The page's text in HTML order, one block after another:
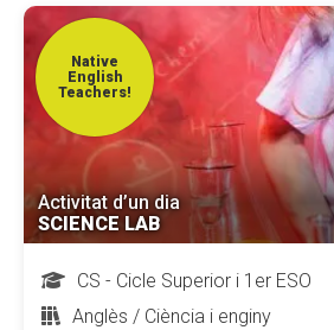
Native
English
Teachers!
Activitat d’un dia
SCIENCE LAB
CS - Cicle Superior i 1er ESO
Anglès / Ciència i enginy
La Fundació
L'equip
Missió i valors
Els comptes clars
Memòria d'activitats
Proposta educativa
ACTUALITAT